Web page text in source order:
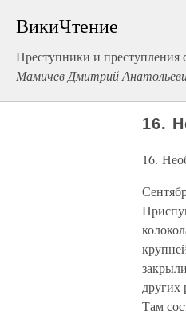
ВикиЧтение
Преступники и
Мамичев Дмитрий
16.
16.
других
Там